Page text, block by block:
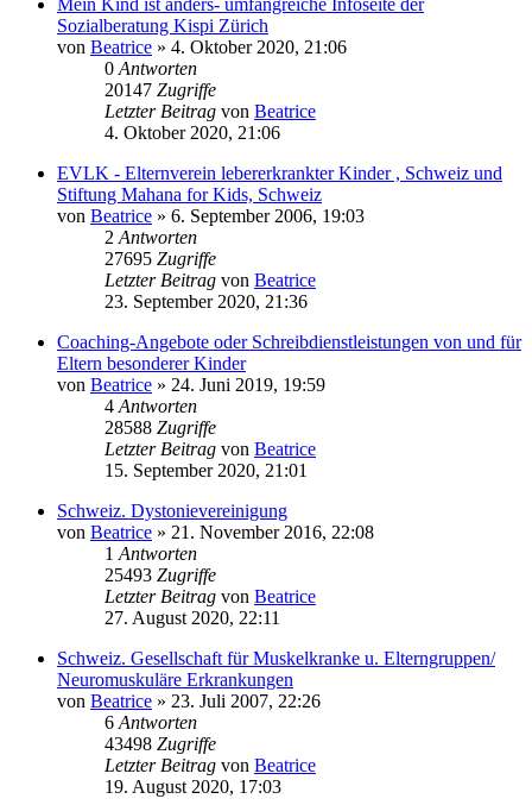
Mein Kind ist anders- umfangreiche Infoseite der
Sozialberatung Kispi Zürich
von Beatrice » 4. Oktober 2020, 21:06
0 Antworten
20147 Zugriffe
Letzter Beitrag von Beatrice
4. Oktober 2020, 21:06
EVLK - Elternverein lebererkrankter Kinder , Schweiz und
Stiftung Mahana for Kids, Schweiz
von Beatrice » 6. September 2006, 19:03
2 Antworten
27695 Zugriffe
Letzter Beitrag von Beatrice
23. September 2020, 21:36
Coaching-Angebote oder Schreibdienstleistungen von und für
Eltern besonderer Kinder
von Beatrice » 24. Juni 2019, 19:59
4 Antworten
28588 Zugriffe
Letzter Beitrag von Beatrice
15. September 2020, 21:01
Schweiz. Dystonievereinigung
von Beatrice » 21. November 2016, 22:08
1 Antworten
25493 Zugriffe
Letzter Beitrag von Beatrice
27. August 2020, 22:11
Schweiz. Gesellschaft für Muskelkranke u. Elterngruppen/
Neuromuskuläre Erkrankungen
von Beatrice » 23. Juli 2007, 22:26
6 Antworten
43498 Zugriffe
Letzter Beitrag von Beatrice
19. August 2020, 17:03